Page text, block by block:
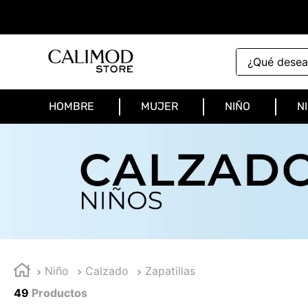
¿Qué deseas
HOMBRE MUJER NIÑO
Niño Calzado
Zapatillas
49 Productos